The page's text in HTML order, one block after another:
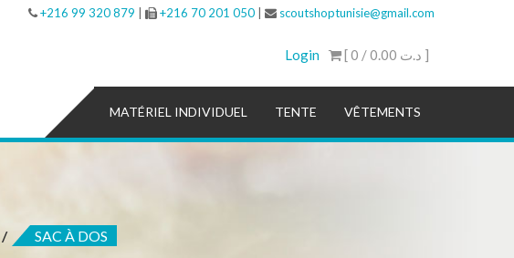
+216 99 320 879 +216 70 201 050 scoutshoptunisie@gmail.com
[ 0 / 0.00 د.ت ]
Login
MATÉRIEL INDIVIDUEL TENTE VÊTEMENTS
SAC À DOS